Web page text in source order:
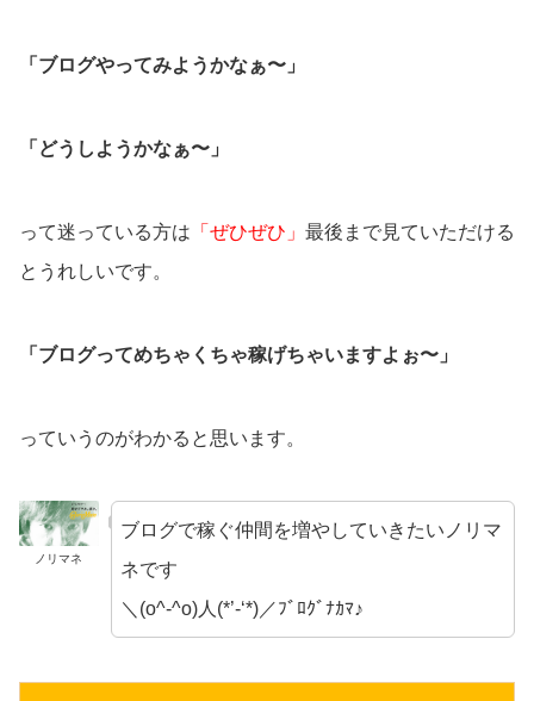
「ブログやってみようかなぁ〜」
「どうしようかなぁ〜」
って迷っている方は 「ぜひぜひ」 最後まで見ていただける
とうれしいです。
「ブログってめちゃくちゃ稼げちゃいますよぉ〜」
っていうのがわかると思います。
ノリマネ
ブログで稼ぐ仲間を増やしていきたいノリマ
ネです
＼(o^-^o)人(*’-‘*)／ﾌﾞﾛｸﾞﾅｶﾏ♪